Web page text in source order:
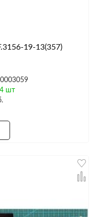
19-13(357)
шт